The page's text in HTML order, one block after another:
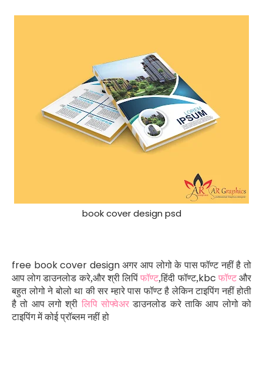
book cover design psd
free book cover designअगर आप लोगो के पास फॉण्ट नहीं है तो
आप लोग डाउनलोड करे,और श्री लिपिंफॉण्ट,हिंदी फॉण्ट,kbc फॉण्टऔर
बहुत लोगो ने बोलो था की सर म्हारे पास फॉण्ट है लेकिन टाइपिंग नहीं होती
है तो आप लगो श्री लिपि सोफ्वेअर डाउनलोड करे ताकि आप लोगो को
टाइपिंग में कोई प्रॉब्लम नहीं हो